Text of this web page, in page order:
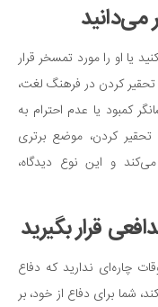
یا او را مورد تمسخر قرار
تحقیر کردن در فرهنگ لغت،
کمبود یا عدم احترام به
کردن، موضع برتری
و این نوع دیدگاه،
چاره‌ای ندارید که دفاع
شما برای دفاع از خود، بر